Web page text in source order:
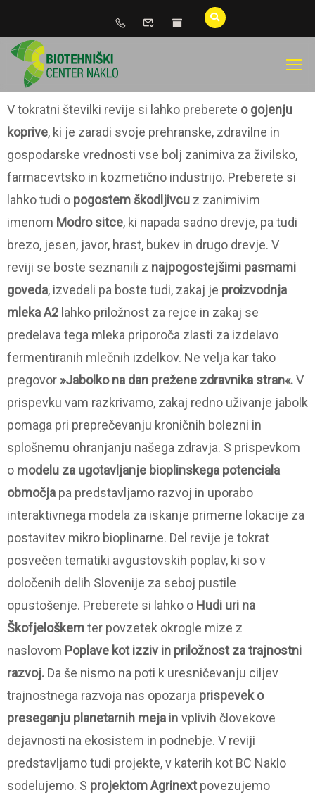
V tokratni številki revije si lahko preberete o gojenju
koprive, ki je zaradi svoje prehranske, zdravilne in
gospodarske vrednosti vse bolj zanimiva za živilsko,
farmacevtsko in kozmetično industrijo. Preberete si
lahko tudi o pogostem škodljivcu z zanimivim
imenom Modro sitce, ki napada sadno drevje, pa tudi
brezo, jesen, javor, hrast, bukev in drugo drevje. V
reviji se boste seznanili z najpogostejšimi pasmami
goveda, izvedeli pa boste tudi, zakaj je proizvodnja
mleka A2 lahko priložnost za rejce in zakaj se
predelava tega mleka priporoča zlasti za izdelavo
fermentiranih mlečnih izdelkov. Ne velja kar tako
pregovor »Jabolko na dan prežene zdravnika stran«.V
prispevku vam razkrivamo, zakaj redno uživanje jabolk
pomaga pri preprečevanju kroničnih bolezni in
splošnemu ohranjanju našega zdravja. S prispevkom
o modelu za ugotavljanje bioplinskega potenciala
območja pa predstavljamo razvoj in uporabo
interaktivnega modela za iskanje primerne lokacije za
postavitev mikro bioplinarne. Del revije je tokrat
posvečen tematiki avgustovskih poplav, ki so v
določenih delih Slovenije za seboj pustile
opustošenje. Preberete si lahko o Hudi uri na
Škofjeloškemter povzetek okrogle mize z
naslovom Poplave kot izziv in priložnost za trajnostni
razvoj. Da še nismo na poti k uresničevanju ciljev
trajnostnega razvoja nas opozarja prispevek o
preseganju planetarnih meja in vplivih človekove
dejavnosti na ekosistem in podnebje. V reviji
predstavljamo tudi projekte, v katerih kot BC Naklo
sodelujemo. S projektom Agrinextpovezujemo